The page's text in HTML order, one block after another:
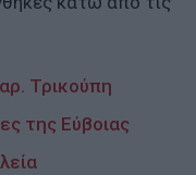
Τρικούπη
της Εύβοιας